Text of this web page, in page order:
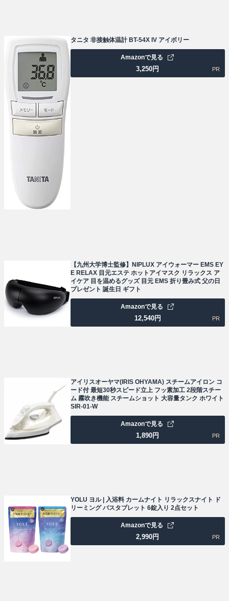
タニタ 非接触体温計 BT-54X IV アイボリー
3,250円
Amazonで見る
PR
【九州大学博士監修】NIPLUX アイウォーマー EMS EY
E RELAX 目元エステ ホットアイマスク リラックス ア
イケア 目を温めるグッズ 目元 EMS 折り畳み式 父の日
プレゼント 誕生日 ギフト
12,540円
Amazonで見る
PR
アイリスオーヤマ(IRIS OHYAMA) スチームアイロン コ
ード付 最短30秒スピード立上 フッ素加工 2段階スチー
ム 霧吹き機能 スチームショット 大容量タンク ホワイト
SIR-01-W
1,890円
Amazonで見る
PR
YOLU ヨル | 入浴料 カームナイト リラックスナイト ド
リーミング バスタブレット 6錠入り 2点セット
2,990円
Amazonで見る
PR